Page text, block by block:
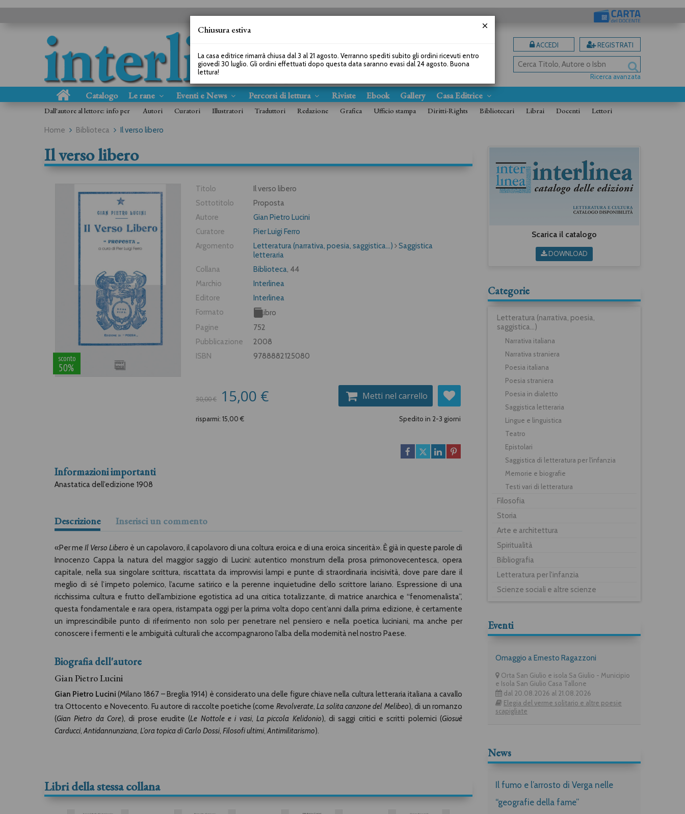
ACCEDI REGISTRATI
Ricerca avanzata
Catalogo Le rane Eventi e News Percorsi di lettura Riviste Ebook Gallery Casa Editrice
Dall'autore al lettore: info per Autori Curatori Illustratori Traduttori Redazione Grafica Ufficio stampa Diritti-Rights Bibliotecari Librai Docenti Lettori
Home Biblioteca Il verso libero
Il verso libero
sconto
50%
Titolo
Il verso libero
Sottotitolo
Proposta
Autore
Gian Pietro Lucini
Curatore
Pier Luigi Ferro
Argomento
Letteratura (narrativa, poesia, saggistica...)
Saggistica
letteraria
Collana
Biblioteca, 44
Marchio
Interlinea
Editore
Interlinea
Formato
Libro
Pagine
752
Pubblicazione
2008
ISBN
9788882125080
30,00 € 15,00 € Metti nel carrello
risparmi: 15,00 € Spedito in 2-3 giorni
Informazioni importanti
Anastatica dell’edizione 1908
Descrizione Inserisci un commento
«Per meIl Verso Libero è un capolavoro, il capolavoro di una coltura eroica e di una eroica sincerità». È già in queste parole di
Innocenzo Cappa la natura del maggior saggio di Lucini: autentico monstrum della prosa primonovecentesca, opera
capitale, nella sua singolare scrittura, riscattata da improvvisi lampi e punte di straordinaria incisività, dove pare dare il
meglio di sé l’impeto polemico, l’acume satirico e la perenne inquietudine dello scrittore lariano. Espressione di una
ricchissima cultura e frutto dell’ambizione egotistica ad una critica totalizzante, di matrice anarchica e “fenomenalista”,
questa fondamentale e rara opera, ristampata oggi per la prima volta dopo cent’anni dalla prima edizione, è certamente
un imprescindibile punto di riferimento non solo per penetrare nel pensiero e nella poetica luciniani, ma anche per
conoscere i fermenti e le ambiguità culturali che accompagnarono l’alba della modernità nel nostro Paese.
Biografia dell'autore
Gian Pietro Lucini
Gian Pietro Lucini (Milano 1867 – Breglia 1914) è considerato una delle figure chiave nella cultura letteraria italiana a cavallo
tra Ottocento e Novecento. Fu autore di raccolte poetiche (come Revolverate,La solita canzone del Melibeo), di un romanzo
(Gian Pietro da Core), di prose erudite (Le Nottole e i vasi,La piccola Kelidonio), di saggi critici e scritti polemici (Giosuè
Carducci,Antidannunziana, L’ora topica di Carlo Dossi, Filosofi ultimi,Antimilitarismo).
Libri della stessa collana
Scarica il catalogo
DOWNLOAD
Categorie
Letteratura (narrativa, poesia,
saggistica...)
Narrativa italiana
Narrativa straniera
Poesia italiana
Poesia straniera
Poesia in dialetto
Saggistica letteraria
Lingue e linguistica
Teatro
Epistolari
Saggistica di letteratura per l'infanzia
Memorie e biografie
Testi vari di letteratura
Filosofia
Storia
Arte e architettura
Spiritualità
Bibliografia
Letteratura per l'infanzia
Scienze sociali e altre scienze
Eventi
Omaggio a Ernesto Ragazzoni
Orta San Giulio e isola Sa Giulio - Municipio
e Isola San Giulio Casa Tallone
dal 20.08.2026 al 21.08.2026
Elegia del verme solitario e altre poesie
scapigliate
News
Il fumo e l’arrosto di Verga nelle
“geografie della fame”
Chiusura estiva
La casa editrice rimarrà chiusa dal 3 al 21 agosto. Verranno spediti subito gli ordini ricevuti entro
giovedì 30 luglio. Gli ordini effettuati dopo questa data saranno evasi dal 24 agosto. Buona
lettura!